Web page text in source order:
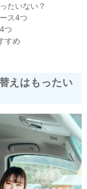
たいない？
ス4つ
つ
すめ
えはもったい